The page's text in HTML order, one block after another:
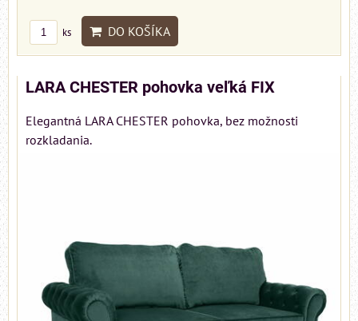
ks DO KOŠÍKA
LARA CHESTER pohovka veľká FIX
Elegantná LARA CHESTER pohovka, bez možnosti
rozkladania.